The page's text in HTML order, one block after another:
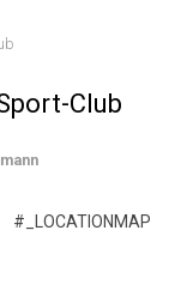
Club
#_LOCATIONMAP